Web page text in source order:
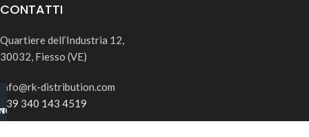
CONTATTI
Quartiere dell’Industria 12,
30032, Fiesso (VE)
info@rk-distribution.com
+39 340 143 4519
B2B